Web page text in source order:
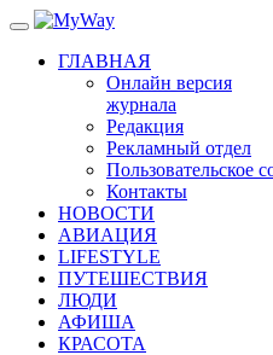
ГЛАВНАЯ
Онлайн версия
журнала
Редакция
Рекламный отдел
Пользовательское
Контакты
НОВОСТИ
АВИАЦИЯ
LIFESTYLE
ПУТЕШЕСТВИЯ
ЛЮДИ
АФИША
КРАСОТА